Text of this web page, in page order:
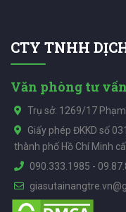
CTY TNHH
Văn phòng tư
Trụ sở: 1269/17 Phạm
Giấy phép ĐKKD số
thành phố Hồ Chí Minh
090.333.1985 -